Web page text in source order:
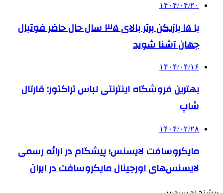
۱۴۰۴/۰۴/۲۰
با ۱۵ بازیکن برتر بالای ۳۵ سال حال حاضر فوتبال
جهان آشنا شوید
۱۴۰۴/۰۴/۱۶
بهترین فروشگاه اینترنتی لباس تراکتور: قارتال
شاپ
۱۴۰۴/۰۲/۲۸
مایکروسافت لایسنس؛ پیشگام در ارائه رسمی
لایسنس‌های اورجینال مایکروسافت در ایران